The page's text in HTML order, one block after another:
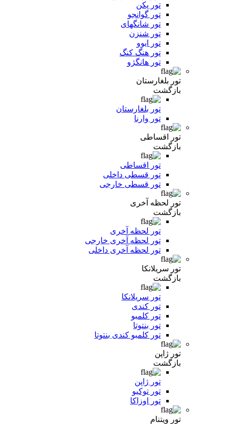
تور پکن
تور گوانجو
تور شانگهای
تور شنزن
تور ایوو
تور هنگ کنگ
تور هانگژو
تور بلغارستان
بازگشت
تور بلغارستان
تور وارنا
تور اقساطی
بازگشت
تور اقساطی
تور قسطی داخلی
تور قسطی خارجی
تور لحظه آخری
بازگشت
تور لحظه آخری
تور لحظه آخری خارجی
تور لحظه آخری داخلی
تور سریلانکا
بازگشت
تور سریلانکا
تور کندی
تور کلمبو
تور بنتوتا
تور کلمبو کندی بنتوتا
تور ژاپن
بازگشت
تور ژاپن
تور توکیو
تور اوزاکا
تور ویتنام